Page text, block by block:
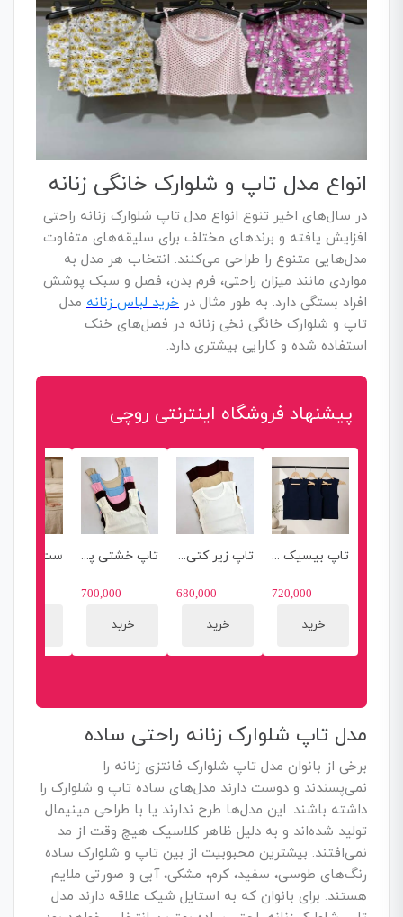
انواع مدل تاپ و شلوارک خانگی زنانه
در سال‌های اخیر تنوع انواع مدل تاپ شلوارک زنانه راحتی
افزایش یافته و برندهای مختلف برای سلیقه‌های متفاوت
مدل‌هایی متنوع را طراحی می‌کنند. انتخاب هر مدل به
مواردی مانند میزان راحتی، فرم بدن، فصل و سبک پوشش
افراد بستگی دارد. به طور مثال در خرید لباس زنانه مدل
تاپ و شلوارک خانگی نخی زنانه در فصل‌های خنک
استفاده شده و کارایی بیشتری دارد.
پیشنهاد فروشگاه اینترنتی روچی
تاپ بیسیک ساده کد 1328
720,000
خرید
تاپ زیر کتی بیسیک کد 1322
680,000
خرید
تاپ خشتی پاپیون کد 1321
700,000
خرید
مدل تاپ شلوارک زنانه راحتی ساده
برخی از بانوان مدل تاپ شلوارک فانتزی زنانه را
نمی‌پسندند و دوست دارند مدل‌های ساده تاپ و شلوارک را
داشته باشند. این مدل‌ها طرح ندارند یا با طراحی مینیمال
تولید شده‌اند و به دلیل ظاهر کلاسیک هیچ وقت از مد
نمی‌افتند. بیشترین محبوبیت از بین تاپ و شلوارک ساده
رنگ‌های طوسی، سفید، کرم، مشکی، آبی و صورتی ملایم
هستند. برای بانوان که به استایل شیک علاقه دارند مدل